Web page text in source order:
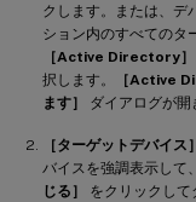
クします。または、デ
ション内のすべてのタ
［Active Directory］
択します。
［Active
ます］
ダイアログが開
［ターゲットデバイス］
バイスを強調表示して、
じる］
をクリックして